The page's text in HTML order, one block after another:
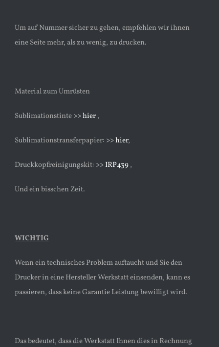
Um auf Nummer sicher zu gehen, empfehlen wir ihnen
eine Seite mehr, als zu wenig, zu drucken.
Material zum Umrüsten
Sublimationstinte>> hier,
Sublimationstransferpapier: >> hier,
Druckkopfreinigungskit: >> IRP439,
Und ein bisschen Zeit.
WICHTIG
Wenn ein technisches Problem auftaucht und Sie den
Drucker in eine Hersteller Werkstatt einsenden, kann es
passieren, dass keine Garantie Leistung bewilligt wird.
Das bedeutet, dass die Werkstatt Ihnen dies in Rechnung